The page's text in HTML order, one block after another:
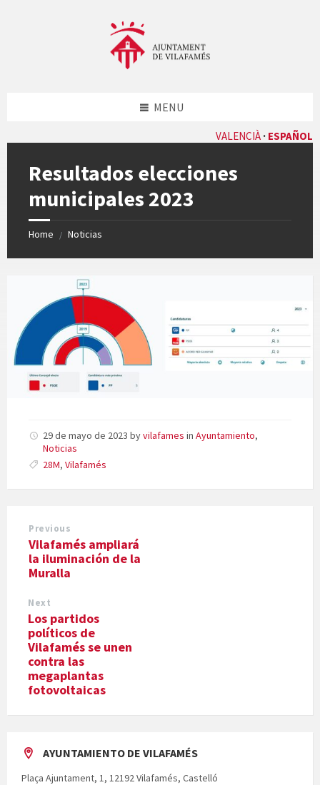
VALENCIÀ ESPAÑOL
MENU
Resultados elecciones
municipales 2023
Home / Noticias
29 de mayo de 2023 byvilafames in Ayuntamiento,
Noticias
28M, Vilafamés
Previous
Vilafamés ampliará
la iluminación de la
Muralla
Next
Los partidos
políticos de
Vilafamés se unen
contra las
megaplantas
fotovoltaicas
AYUNTAMIENTO DE VILAFAMÉS
Plaça Ajuntament, 1, 12192 Vilafamés, Castelló